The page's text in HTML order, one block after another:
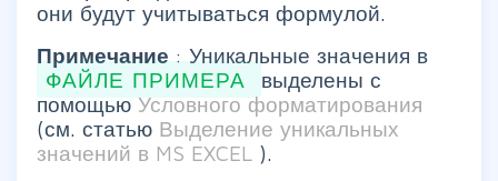
они будут учитываться формулой.
Примечание : Уникальные значения в
ФАЙЛЕ ПРИМЕРА
выделены с
помощью Условного форматирования
(см. статью Выделение уникальных
значений в MS EXCEL ).